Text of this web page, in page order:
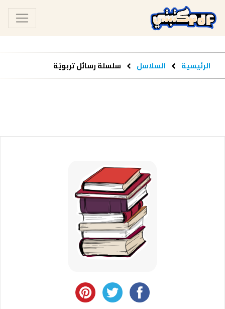
الرئيسية السلاسل سلسلة رسائل تربويّة